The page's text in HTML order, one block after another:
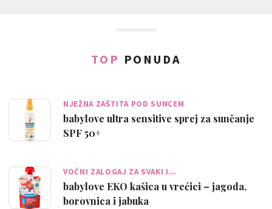
TOP PONUDA
NJEŽNA ZAŠTITA POD SUNCEM
babylove ultra sensitive sprej za sunčanje
SPF 50+
VOĆNI ZALOGAJ ZA SVAKI I…
babylove EKO kašica u vrećici – jagoda,
borovnica i jabuka